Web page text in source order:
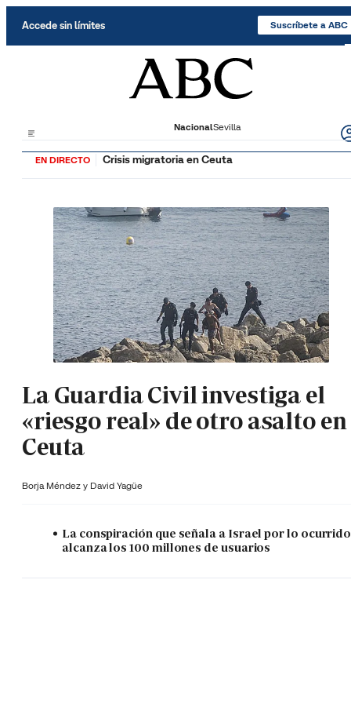
Accede sin límites Suscríbete a ABC
NacionalSevilla
EN DIRECTO Crisis migratoria en Ceuta
La Guardia Civil investiga el
«riesgo real» de otro asalto en
Ceuta
Borja Méndez y David Yagüe
La conspiración que señala a Israel por lo ocurrido
alcanza los 100 millones de usuarios